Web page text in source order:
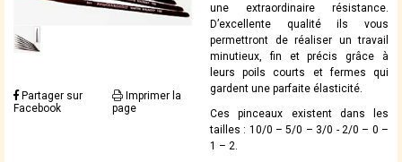
Partager sur
Facebook
Imprimer la
page
une extraordinaire résistance.
D’excellente qualité ils vous
permettront de réaliser un travail
minutieux, fin et précis grâce à
leurs poils courts et fermes qui
gardent une parfaite élasticité.
Ces pinceaux existent dans les
tailles : 10/0 – 5/0 – 3/0 - 2/0 – 0 –
1 – 2.